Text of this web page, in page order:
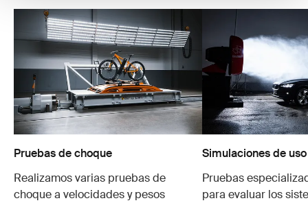
Pruebas de choque
Realizamos varias pruebas de
choque a velocidades y pesos
Simulaciones de
Pruebas
para evaluar los